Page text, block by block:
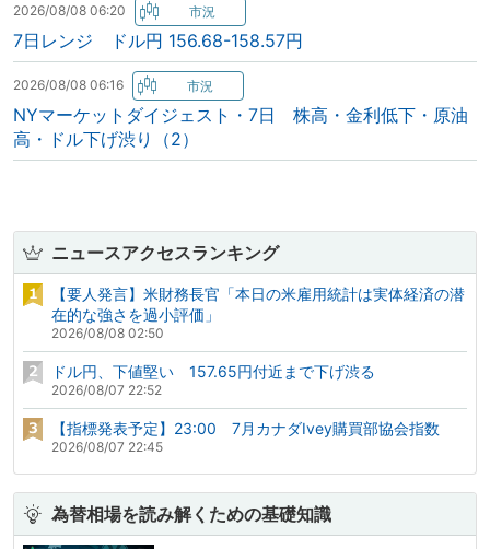
2026/08/08 06:20
7日レンジ ドル円 156.68-158.57円
2026/08/08 06:16
NYマーケットダイジェスト・7日 株高・金利低下・原油
高・ドル下げ渋り（2）
ニュースアクセスランキング
【要人発言】米財務長官「本日の米雇用統計は実体経済の潜
在的な強さを過小評価」
2026/08/08 02:50
ドル円、下値堅い 157.65円付近まで下げ渋る
2026/08/07 22:52
【指標発表予定】23:00 7月カナダIvey購買部協会指数
2026/08/07 22:45
為替相場を読み解くための基礎知識